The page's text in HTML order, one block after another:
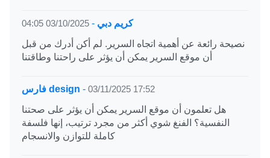
كريم دبي -
03/10/2025 04:05
نصيحة رائعة عن أهمية اتجاه السرير. لم أكن أدرك من قبل
أن موقع السرير يمكن أن يؤثر على راحتنا وطاقتنا
فارس design - 03/11/2025 17:52
هل تعلمون أن موقع السرير يمكن أن يؤثر على صحتنا
النفسية؟ الفنغ شوي أكثر من مجرد ترتيب، إنها فلسفة
كاملة للتوازن والانسجام